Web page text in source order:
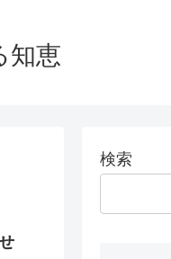
知恵
検索